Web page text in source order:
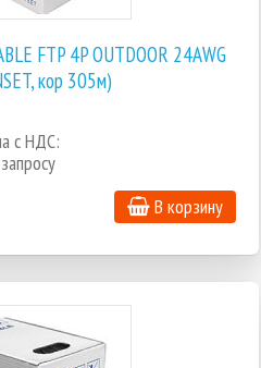
FTP 4P OUTDOOR 24AWG
кор 305м)
с НДС:
В корзину